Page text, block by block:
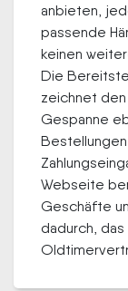
anbieten,
passende
keinen
Die
zeichnet
Gespanne
Webseite
Geschäfte
dadurch,